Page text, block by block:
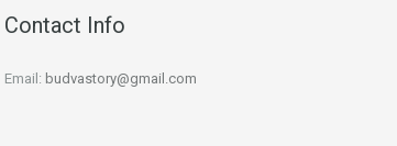
Contact Info
Email: budvastory@gmail.com